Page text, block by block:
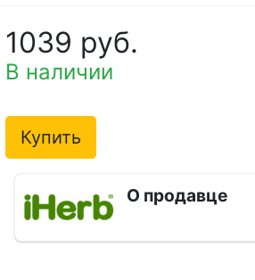
1039 руб.
В наличии
Купить
О продавце